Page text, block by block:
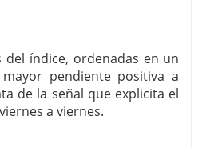
índice, ordenadas en un
pendiente positiva a
de la señal que explicita el
a viernes.